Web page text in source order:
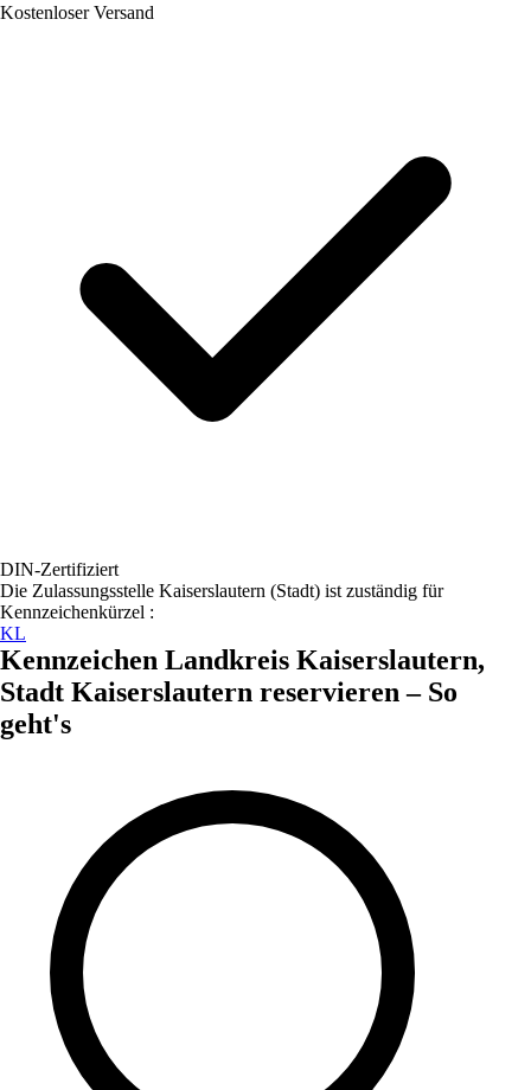
Kostenloser Versand
DIN-Zertifiziert
Die Zulassungsstelle Kaiserslautern (Stadt) ist zuständig für
Kennzeichenkürzel :
KL
Kennzeichen Landkreis Kaiserslautern,
Stadt Kaiserslautern reservieren – So
geht's